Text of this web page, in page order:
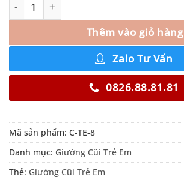
Thêm vào giỏ hàng
Zalo Tư Vấn
0826.88.81.81
Mã sản phẩm: C-TE-8
Danh mục: Giường Cũi Trẻ Em
Thẻ: Giường Cũi Trẻ Em